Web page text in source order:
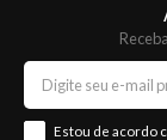
Estou de acordo